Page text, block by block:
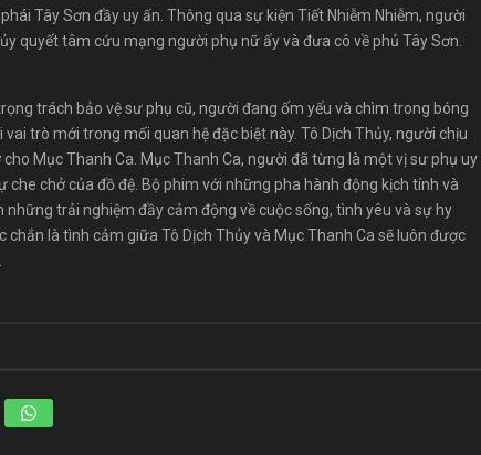
Tây Sơn đầy uy ấn. Thông qua sự kiện Tiết Nhiễm Nhiễm, người
quyết tâm cứu mạng người phụ nữ ấy và đưa cô về phủ Tây Sơn.
trách bảo vệ sư phụ cũ, người đang ốm yếu và chìm trong bóng
trò mới trong mối quan hệ đặc biệt này. Tô Dịch Thủy, người chịu
Mục Thanh Ca. Mục Thanh Ca, người đã từng là một vị sư phụ uy
chở của đồ đệ. Bộ phim với những pha hành động kịch tính và
trải nghiệm đầy cảm động về cuộc sống, tình yêu và sự hy
là tình cảm giữa Tô Dịch Thủy và Mục Thanh Ca sẽ luôn được